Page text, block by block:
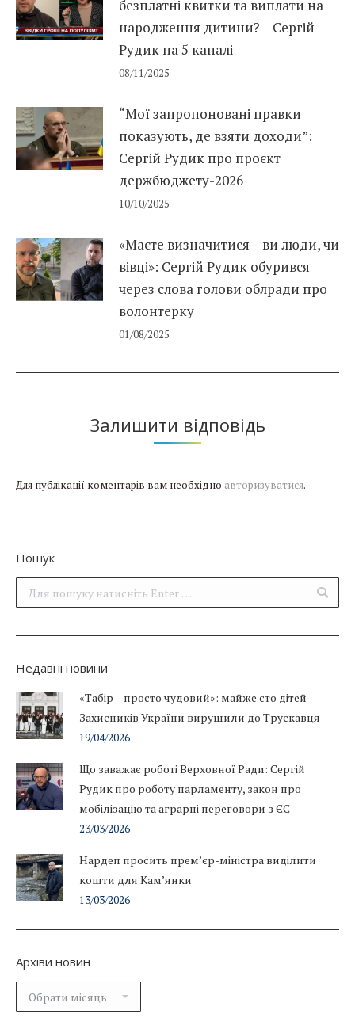
безплатні квитки та виплати на
народження дитини? – Сергій
Рудик на 5 каналі
08/11/2025
“Мої запропоновані правки
показують, де взяти доходи”:
Сергій Рудик про проєкт
держбюджету-2026
10/10/2025
«Маєте визначитися – ви люди, чи
вівці»: Сергій Рудик обурився
через слова голови облради про
волонтерку
01/08/2025
Залишити відповідь
Для публікації коментарів вам необхідно авторизуватися.
Пошук
Поиск:
Недавні новини
«Табір – просто чудовий»: майже сто дітей
Захисників України вирушили до Трускавця
19/04/2026
Що заважає роботі Верховної Ради: Сергій
Рудик про роботу парламенту, закон про
мобілізацію та аграрні переговори з ЄС
23/03/2026
Нардеп просить прем’єр-міністра виділити
кошти для Кам’янки
13/03/2026
Архіви новин
Архіви
новин